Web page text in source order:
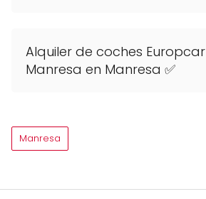
Alquiler de coches Europcar
Manresa en Manresa ✅
Manresa